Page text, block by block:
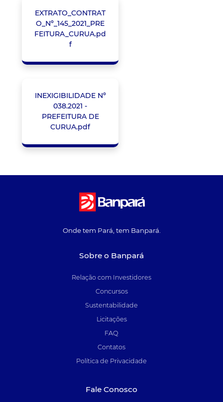
EXTRATO_CONTRAT
O_Nº_145_2021_PRE
FEITURA_CURUA.pd
f
INEXIGIBILIDADE Nº
038.2021 -
PREFEITURA DE
CURUA.pdf
Onde tem Pará, tem Banpará.
Sobre o Banpará
Relação com Investidores
Concursos
Sustentabilidade
Licitações
FAQ
Contatos
Política de Privacidade
Fale Conosco